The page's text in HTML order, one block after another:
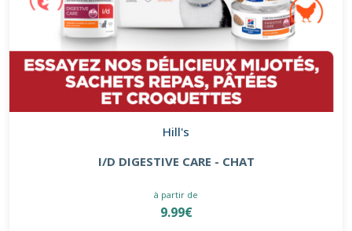
Hill's
I/D DIGESTIVE CARE - CHAT
à partir de
9.99€